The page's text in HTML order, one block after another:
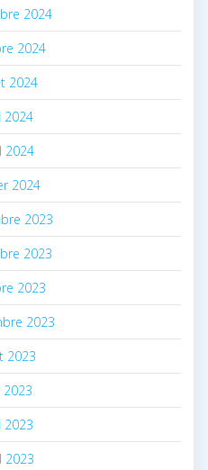
2024
2024
2024
2024
2024
2024
2023
2023
2023
2023
2023
2023
2023
2023